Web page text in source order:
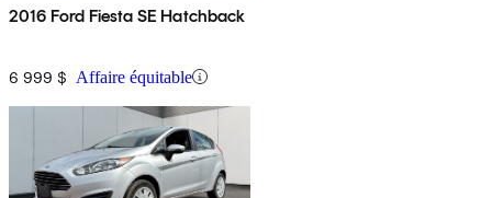
2016 Ford Fiesta SE Hatchback
6 999 $ Affaire équitable